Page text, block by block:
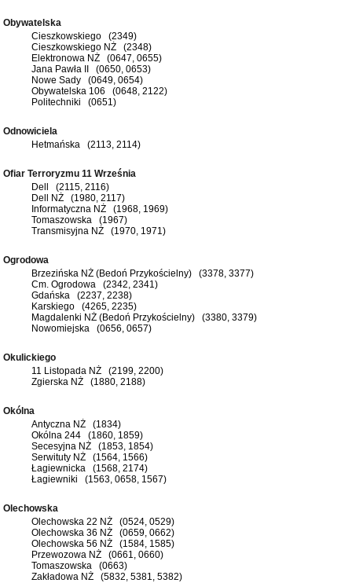
Obywatelska
Cieszkowskiego (2349)
Cieszkowskiego NŻ (2348)
Elektronowa NŻ (0647, 0655)
Jana Pawła II (0650, 0653)
Nowe Sady (0649, 0654)
Obywatelska 106 (0648, 2122)
Politechniki (0651)
Odnowiciela
Hetmańska (2113, 2114)
Ofiar Terroryzmu 11 Września
Dell (2115, 2116)
Dell NŻ (1980, 2117)
Informatyczna NŻ (1968, 1969)
Tomaszowska (1967)
Transmisyjna NŻ (1970, 1971)
Ogrodowa
Brzezińska NŻ (Bedoń Przykościelny) (3378, 3377)
Cm. Ogrodowa (2342, 2341)
Gdańska (2237, 2238)
Karskiego (4265, 2235)
Magdalenki NŻ (Bedoń Przykościelny) (3380, 3379)
Nowomiejska (0656, 0657)
Okulickiego
11 Listopada NŻ (2199, 2200)
Zgierska NŻ (1880, 2188)
Okólna
Antyczna NŻ (1834)
Okólna 244 (1860, 1859)
Secesyjna NŻ (1853, 1854)
Serwituty NŻ (1564, 1566)
Łagiewnicka (1568, 2174)
Łagiewniki (1563, 0658, 1567)
Olechowska
Olechowska 22 NŻ (0524, 0529)
Olechowska 36 NŻ (0659, 0662)
Olechowska 56 NŻ (1584, 1585)
Przewozowa NŻ (0661, 0660)
Tomaszowska (0663)
Zakładowa NŻ (5832, 5381, 5382)